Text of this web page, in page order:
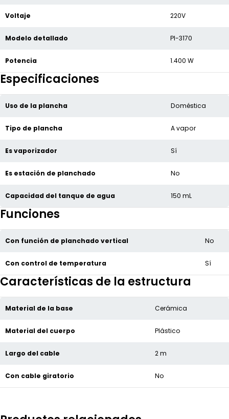
Voltaje 220V
Modelo detallado Pl-3170
Potencia 1.400 W
Especificaciones
Uso de la plancha Doméstica
Tipo de plancha A vapor
Es vaporizador Sí
Es estación de planchado No
Capacidad del tanque de agua 150 mL
Funciones
Con función de planchado vertical No
Con control de temperatura Sí
Características de la estructura
Material de la base Cerámica
Material del cuerpo Plástico
Largo del cable 2 m
Con cable giratorio No